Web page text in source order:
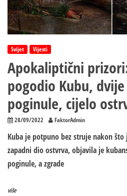
Svijet Vijesti
Apokaliptični
pogodio Kubu,
poginule, cijelo
28/09/2022 FaktorAdmin
Kuba je potpuno bez struje nakon
zapadni dio ostvrva, objavila je
poginule, a zgrade
više